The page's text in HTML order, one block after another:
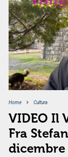
Home Cultura
VIDEO Il
Fra
dicembre